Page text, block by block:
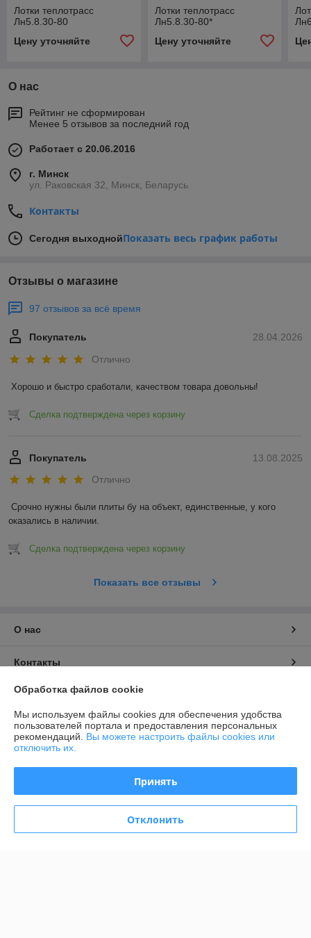
Лотки теплотрасс
Лн5.8.30-80
Цену уточняйте
Лотки теплотрасс
Лн5.8.30-80*
Цену уточняйте
О нас
Рейтинг не сформирован
Менее 5 отзывов за последний год
Работает с 20.06.2016
г. Минск
ул. Раковская 32, Минск, Беларусь
Контакты
Сегодня выходнойПоказать весь график работы
Отзывы о магазине
97 отзывов за всё время
28.04.2026
Покупатель
Отлично
Хорошо и быстро сработали, качеством товара довольны!
Сделка подтверждена через корзину
13.08.2025
Покупатель
Отлично
Срочно нужны были плиты бу на объект, единственные, у кого
оказались в наличии.
Сделка подтверждена через корзину
Показать все отзывы
О нас
Контакты
Доставка и оплата
График работы
Политика обработки cookies
Сайт создан на платформе Deal.by
Обработка файлов cookie
Мы используем файлы cookies для обеспечения удобства
пользователей портала и предоставления персональных
рекомендаций. Вы можете настроить файлы cookies или
отключить их.
Принять
Отклонить